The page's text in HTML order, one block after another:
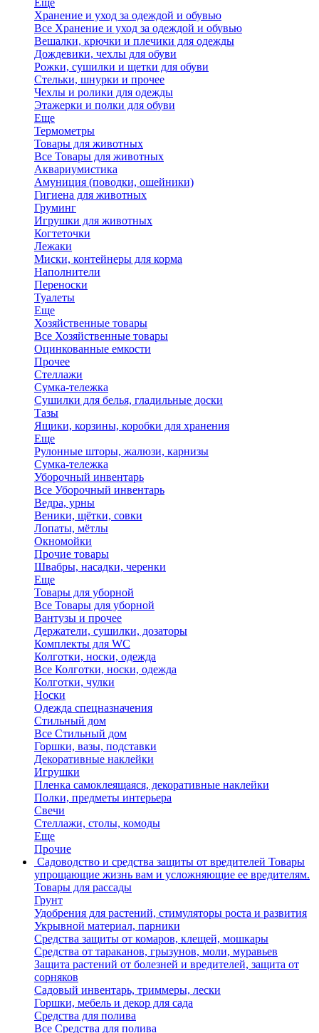
Еще
Хранение и уход за одеждой и обувью
Все Хранение и уход за одеждой и обувью
Вешалки, крючки и плечики для одежды
Дождевики, чехлы для обуви
Рожки, сушилки и щетки для обуви
Стельки, шнурки и прочее
Чехлы и ролики для одежды
Этажерки и полки для обуви
Еще
Термометры
Товары для животных
Все Товары для животных
Аквариумистика
Амуниция (поводки, ошейники)
Гигиена для животных
Груминг
Игрушки для животных
Когтеточки
Лежаки
Миски, контейнеры для корма
Наполнители
Переноски
Туалеты
Еще
Хозяйственные товары
Все Хозяйственные товары
Оцинкованные емкости
Прочее
Стеллажи
Сумка-тележка
Сушилки для белья, гладильные доски
Тазы
Ящики, корзины, коробки для хранения
Еще
Рулонные шторы, жалюзи, карнизы
Сумка-тележка
Уборочный инвентарь
Все Уборочный инвентарь
Ведра, урны
Веники, щётки, совки
Лопаты, мётлы
Окномойки
Прочие товары
Швабры, насадки, черенки
Еще
Товары для уборной
Все Товары для уборной
Вантузы и прочее
Держатели, сушилки, дозаторы
Комплекты для WC
Колготки, носки, одежда
Все Колготки, носки, одежда
Колготки, чулки
Носки
Одежда спецназначения
Стильный дом
Все Стильный дом
Горшки, вазы, подставки
Декоративные наклейки
Игрушки
Пленка самоклеящаяся, декоративные наклейки
Полки, предметы интерьера
Свечи
Стеллажи, столы, комоды
Еще
Прочие
Садоводство и средства защиты от вредителей Товары
упрощающие жизнь вам и усложняющие ее вредителям.
Товары для рассады
Грунт
Удобрения для растений, стимуляторы роста и развития
Укрывной материал, парники
Средства защиты от комаров, клещей, мошкары
Средства от тараканов, грызунов, моли, муравьев
Защита растений от болезней и вредителей, защита от
сорняков
Садовый инвентарь, триммеры, лески
Горшки, мебель и декор для сада
Средства для полива
Все Средства для полива